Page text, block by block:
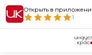
Открыть в
1